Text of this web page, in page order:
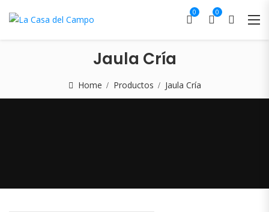
0 0
Jaula Cría
Home Productos Jaula Cría